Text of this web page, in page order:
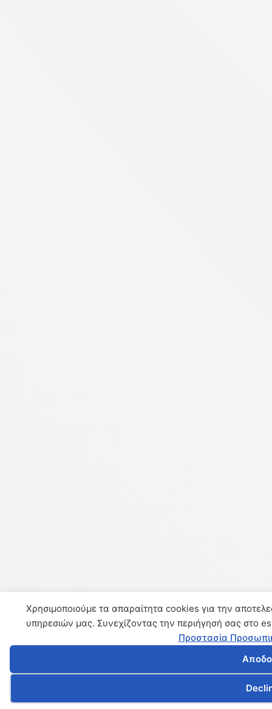
Χρησιμοποιούμε τα απαραίτητα cookies για την
υπηρεσιών μας. Συνεχίζοντας την περιήγησή σας στο
Προστασία